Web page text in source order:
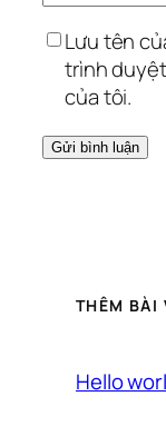
Lưu tên
trình
của tôi.
THÊM BÀI
Hello